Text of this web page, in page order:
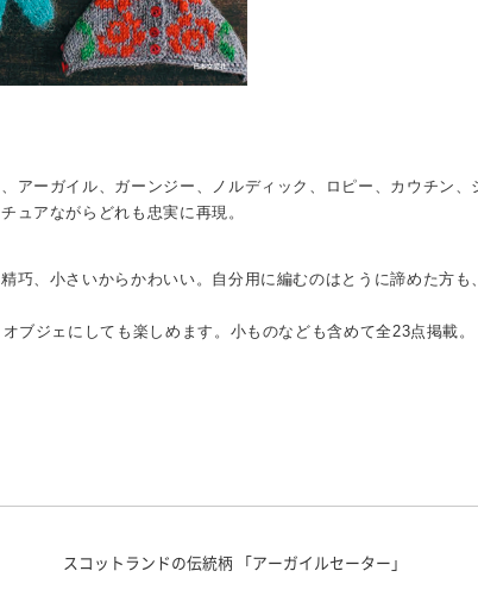
アーガイル、ガーンジー、ノルディック、ロピー、カウチン、
ュアながらどれも忠実に再現。
巧、小さいからかわいい。自分用に編むのはとうに諦めた方も
ブジェにしても楽しめます。小ものなども含めて全23点掲載。
スコットランドの伝統柄 「アーガイルセーター」